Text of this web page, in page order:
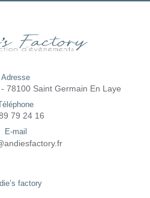
Adresse
78100 Saint Germain En Laye
79 24 16
E-mail
factory